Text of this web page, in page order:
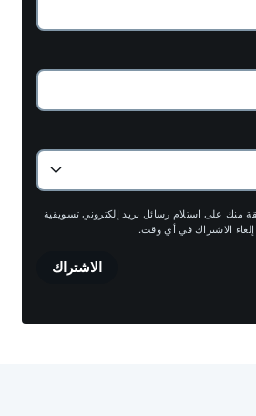
منك على استلام رسائل بريد إلكتروني تسويقية
الاشتراك في أي وقت.
الاشتراك